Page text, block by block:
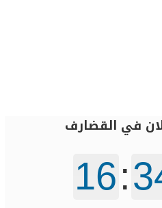
في القضارف
16: